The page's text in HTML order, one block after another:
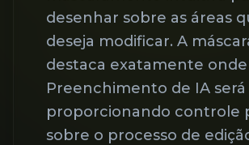
desenhar sobre as áreas
deseja modificar. A
destaca exatamente onde
Preenchimento de IA será
proporcionando controle
sobre o processo de